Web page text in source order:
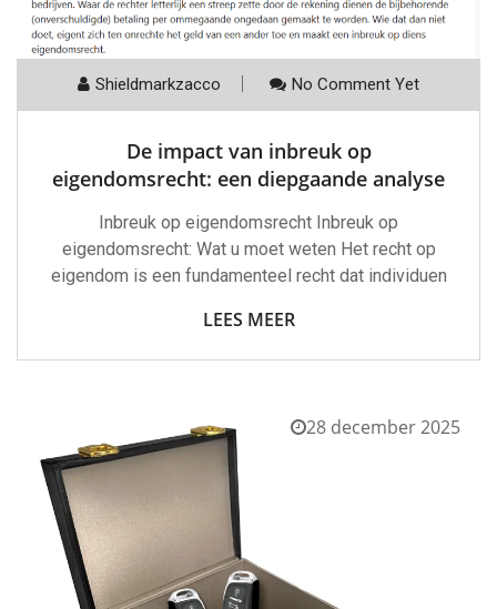
Shieldmarkzacco No Comment Yet
De impact van inbreuk op
eigendomsrecht: een diepgaande analyse
Inbreuk op eigendomsrecht Inbreuk op
eigendomsrecht: Wat u moet weten Het recht op
eigendom is een fundamenteel recht dat individuen
LEES MEER
28 december 2025